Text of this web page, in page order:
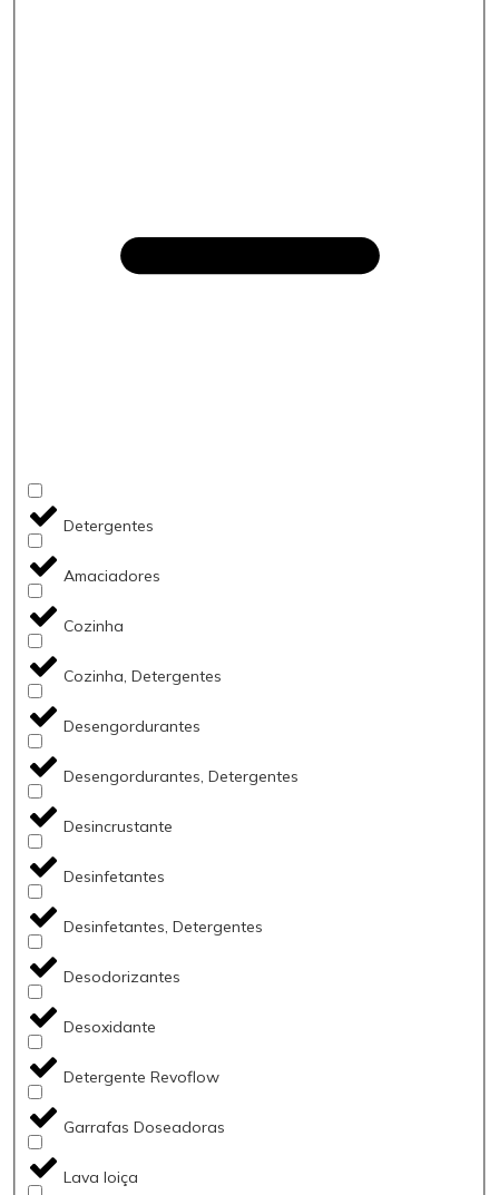
Detergentes
Amaciadores
Cozinha
Cozinha, Detergentes
Desengordurantes
Desengordurantes, Detergentes
Desincrustante
Desinfetantes
Desinfetantes, Detergentes
Desodorizantes
Desoxidante
Detergente Revoflow
Garrafas Doseadoras
Lava loiça